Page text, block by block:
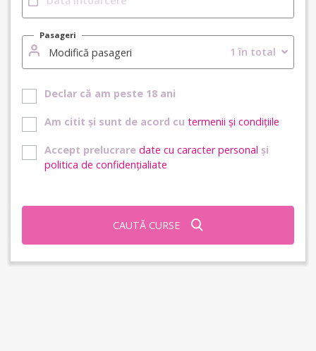
Pasageri
Modifică pasageri 1 în total
Declar că am peste 18 ani
Am citit și sunt de acord cu termenii și condițiile
Accept prelucrare date cu caracter personal și
politica de confidențialiate
CAUTĂ CURSE